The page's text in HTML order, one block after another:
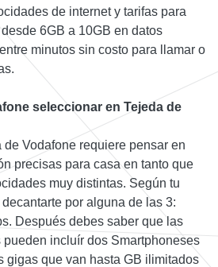
de internet y tarifas para
6GB a 10GB en datos
minutos sin costo para llamar o
seleccionar en Tejeda de
Vodafone requiere pensar en
precisas para casa en tanto que
muy distintas. Según tu
por alguna de las 3:
Después debes saber que las
incluír dos Smartphoneses
gigas que van hasta GB ilimitados